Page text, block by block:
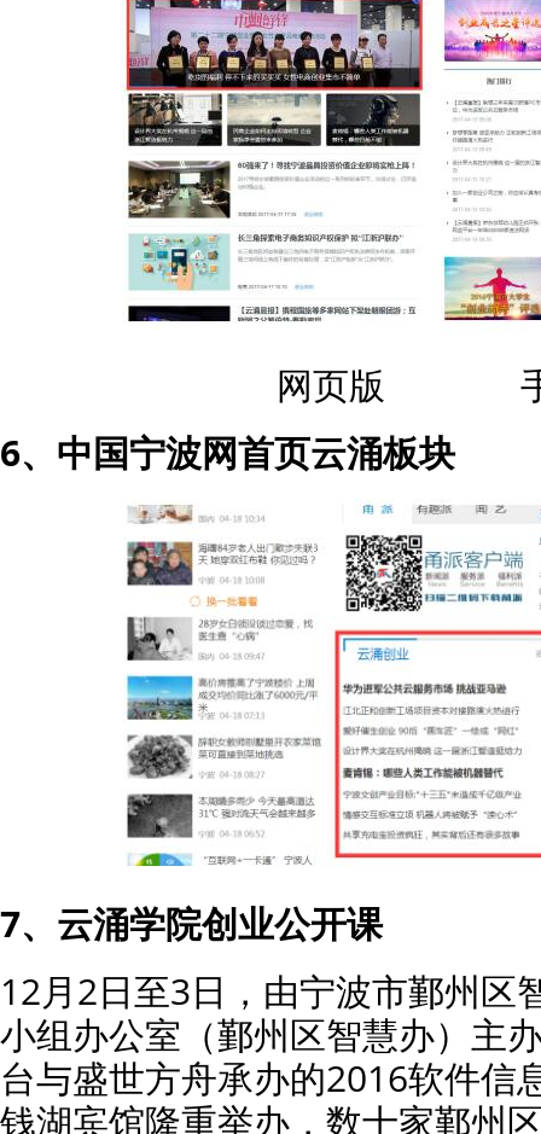
网页版 手
6、中国宁波网首页云涌板块
7、云涌学院创业公开课
12月2日至3日，由宁波市鄞州区
小组办公室（鄞州区智慧办）主
台与盛世方舟承办的2016软件信
钱湖宾馆隆重举办，数十家鄞州